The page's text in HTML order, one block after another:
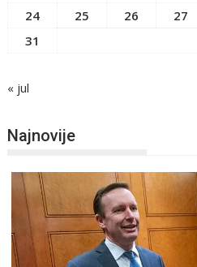
24
25 26 27
31
« jul
Najnovije